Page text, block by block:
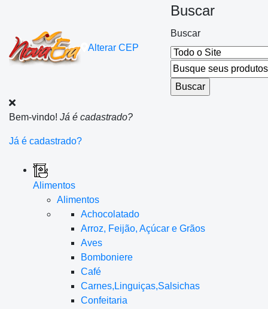
Alterar CEP
Buscar
Buscar
Bem-vindo! Já é cadastrado?
Já é cadastrado?
Alimentos
Alimentos
Achocolatado
Arroz, Feijão, Açúcar e Grãos
Aves
Bomboniere
Café
Carnes,Linguiças,Salsichas
Confeitaria